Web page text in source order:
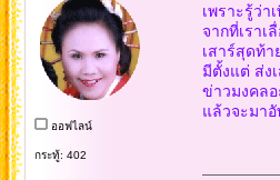
ออฟไลน์
กระทู้: 402
เพราะรู้ว่า
จากที่เรา
เสาร์สุดท้า
มีตั้งแต่ ส่ง
ข่าวมงคล
แล้วจะมา